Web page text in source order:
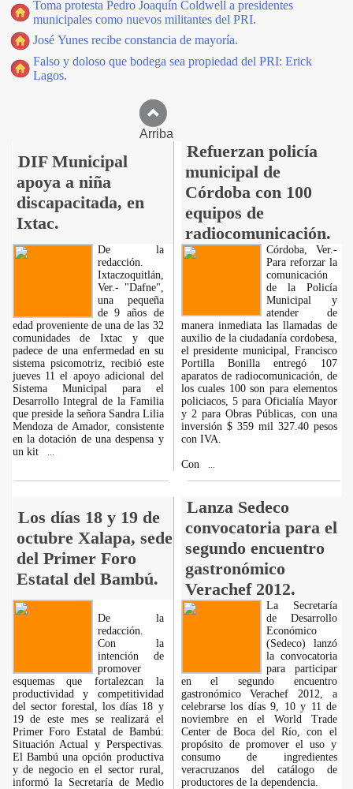
Toma protesta Pedro Joaquín Coldwell a presidentes
municipales como nuevos militantes del PRI.
José Yunes recibe constancia de mayoría.
Falso y doloso que bodega sea propiedad del PRI: Erick
Lagos.
Arriba
DIF Municipal
apoya a niña
discapacitada, en
Ixtac.
Refuerzan policía
municipal de
Córdoba con 100
equipos de
radiocomunicación.
De la
redacción.
Ixtaczoquitlán,
Ver.- "Dafne",
una pequeña
de 9 años de
edad proveniente de una de las 32
comunidades de Ixtac y que
padece de una enfermedad en su
sistema psicomotriz, recibió este
jueves 11 el apoyo adicional del
Sistema Municipal para el
Desarrollo Integral de la Familia
que preside la señora Sandra Lilia
Mendoza de Amador, consistente
en la dotación de una despensa y
un kit
Córdoba, Ver.-
Para reforzar la
comunicación
de la Policía
Municipal y
atender de
manera inmediata las llamadas de
auxilio de la ciudadanía cordobesa,
el presidente municipal, Francisco
Portilla Bonilla entregó 107
aparatos de radiocomunicación, de
los cuales 100 son para elementos
policiacos, 5 para Oficialía Mayor
y 2 para Obras Públicas, con una
inversión $ 359 mil 327.40 pesos
con IVA.
Con
Los días 18 y 19 de
octubre Xalapa, sede
del Primer Foro
Estatal del Bambú.
Lanza Sedeco
convocatoria para el
segundo encuentro
gastronómico
Verachef 2012.
De la
redacción.
Con la
intención de
promover
esquemas que fortalezcan la
productividad y competitividad
del sector forestal, los días 18 y
19 de este mes se realizará el
Primer Foro Estatal de Bambú:
Situación Actual y Perspectivas.
El Bambú una opción productiva
y de negocio en el sector rural,
informó la Secretaría de Medio
La Secretaría
de Desarrollo
Económico
(Sedeco) lanzó
la convocatoria
para participar
en el segundo encuentro
gastronómico Verachef 2012, a
celebrarse los días 9, 10 y 11 de
noviembre en el World Trade
Center de Boca del Río, con el
propósito de promover el uso y
consumo de ingredientes
veracruzanos del catálogo de
productores de la dependencia.